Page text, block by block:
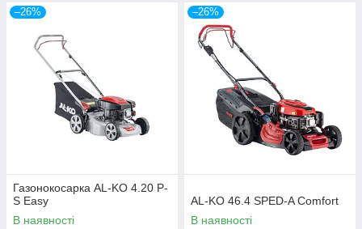
–26%
Газонокосарка AL-KO 4.20 P-
S Easy
В наявності
–26%
AL-KO 46.4 SPED-A Comfort
В наявності